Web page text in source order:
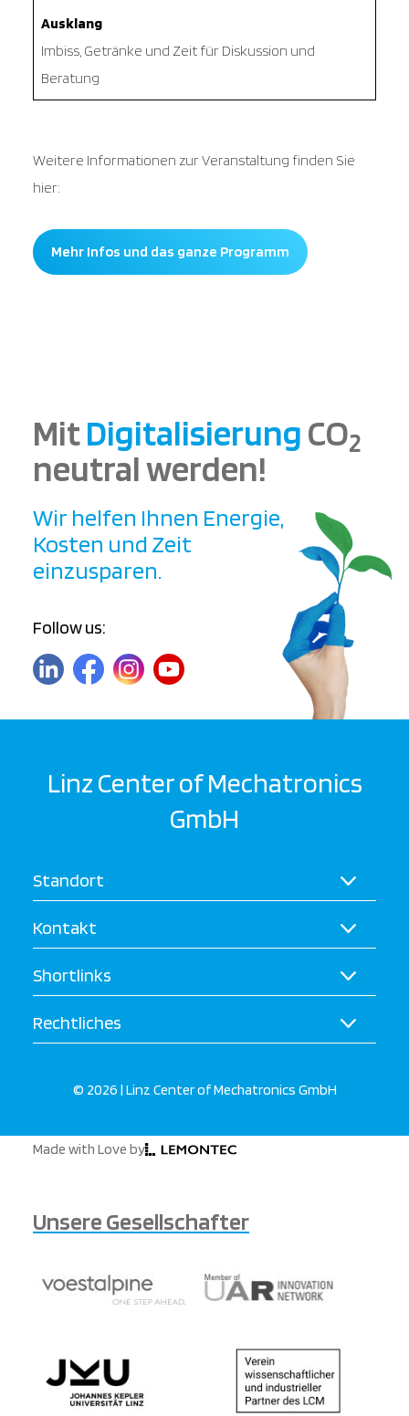
Ausklang
Imbiss, Getränke und Zeit für Diskussion und
Beratung
Weitere Informationen zur Veranstaltung finden Sie
hier:
Mehr Infos und das ganze Programm
MitDigitalisierungCO2
neutral werden!
Wir helfen Ihnen Energie,
Kosten und Zeit
einzusparen.
Follow us:
Linz Center of Mechatronics
GmbH
Standort
Kontakt
Shortlinks
Rechtliches
© 2026 | Linz Center of Mechatronics GmbH
Made with Love by
Unsere Gesellschafter